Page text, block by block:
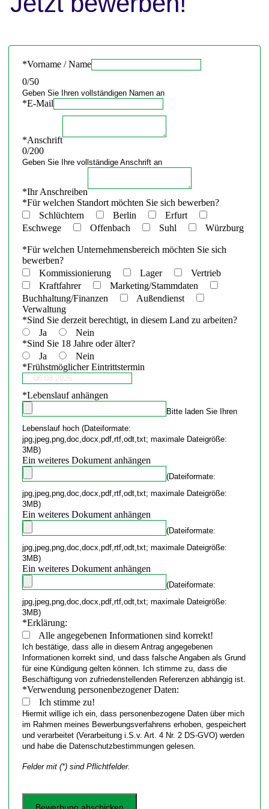
*Vorname / Name
0/50
Geben Sie Ihren vollständigen Namen an
*E-Mail
*Anschrift
0/200
Geben Sie Ihre vollständige Anschrift an
*Ihr Anschreiben
*Für welchen Standort möchten Sie sich bewerben?
Schlüchtern
Berlin
Erfurt
Eschwege
Offenbach Suhl Würzburg
*Für welchen Unternehmensbereich möchten Sie sich
bewerben?
Kommissionierung
Lager
Vertrieb
Kraftfahrer
Marketing/Stammdaten
Buchhaltung/Finanzen
Außendienst
Verwaltung
*Sind Sie derzeit berechtigt, in diesem Land zu arbeiten?
Ja
Nein
*Sind Sie 18 Jahre oder älter?
Ja
Nein
*Frühstmöglicher Eintrittstermin
*Lebenslauf anhängen
Bitte laden Sie Ihren
Lebenslauf hoch (Dateiformate:
jpg,jpeg,png,doc,docx,pdf,rtf,odt,txt; maximale Dateigröße:
3MB)
Ein weiteres Dokument anhängen
(Dateiformate:
jpg,jpeg,png,doc,docx,pdf,rtf,odt,txt; maximale Dateigröße:
3MB)
Ein weiteres Dokument anhängen
(Dateiformate:
jpg,jpeg,png,doc,docx,pdf,rtf,odt,txt; maximale Dateigröße:
3MB)
Ein weiteres Dokument anhängen
(Dateiformate:
jpg,jpeg,png,doc,docx,pdf,rtf,odt,txt; maximale Dateigröße:
3MB)
*Erklärung:
Alle angegebenen Informationen sind korrekt!
Ich bestätige, dass alle in diesem Antrag angegebenen
Informationen korrekt sind, und dass falsche Angaben als Grund
für eine Kündigung gelten können. Ich stimme zu, dass die
Beschäftigung von zufriedenstellenden Referenzen abhängig ist.
*Verwendung personenbezogener Daten:
Ich stimme zu!
Hiermit willige ich ein, dass personenbezogene Daten über mich
im Rahmen meines Bewerbungsverfahrens erhoben, gespeichert
und verarbeitet (Verarbeitung i.S.v. Art. 4 Nr. 2 DS-GVO) werden
und habe die Datenschutzbestimmungen gelesen.
Felder mit (*) sind Pflichtfelder.